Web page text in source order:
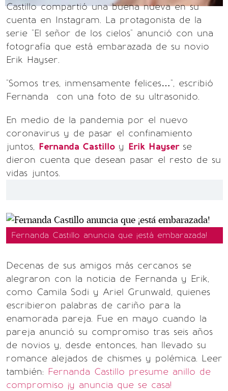
Castillo compartió una buena nueva en su
cuenta en Instagram. La protagonista de la
serie "El señor de los cielos" anunció con una
fotografía que está embarazada de su novio
Erik Hayser.
"Somos tres, inmensamente felices…", escribió
Fernanda con una foto de su ultrasonido.
En medio de la pandemia por el nuevo
coronavirus y de pasar el confinamiento
juntos, Fernanda Castillo y Erik Hayser se
dieron cuenta que desean pasar el resto de su
vidas juntos.
Fernanda Castillo anuncia que ¡está embarazada!
Decenas de sus amigos más cercanos se
alegraron con la noticia de Fernanda y Erik,
como Camila Sodi y Ariel Grunwald, quienes
escribieron palabras de cariño para la
enamorada pareja. Fue en mayo cuando la
pareja anunció su compromiso tras seis años
de novios y, desde entonces, han llevado su
romance alejados de chismes y polémica. Leer
también: Fernanda Castillo presume anillo de
compromiso ¡y anuncia que se casa!